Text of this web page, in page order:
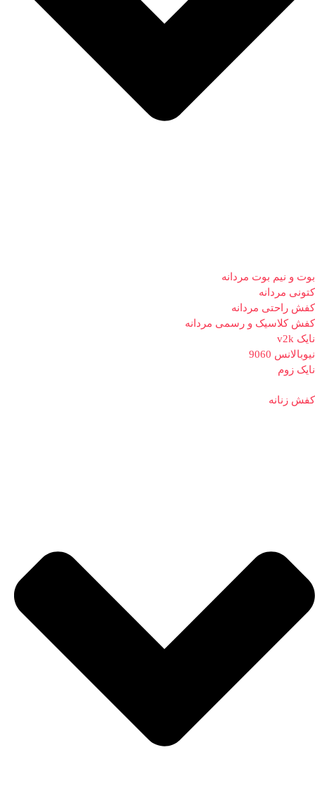
بوت و نیم بوت مردانه
کتونی مردانه
کفش راحتی مردانه
کفش کلاسیک و رسمی مردانه
نایک v2k
نیوبالانس 9060
نایک زوم
کفش زنانه